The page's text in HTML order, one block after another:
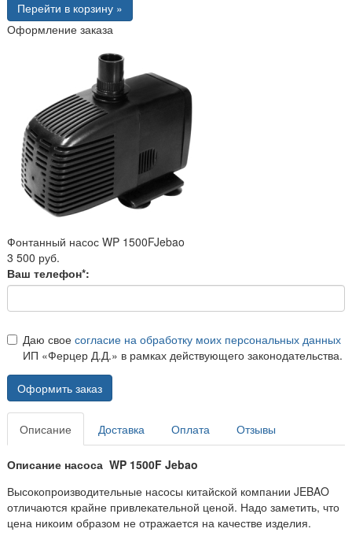
Перейти в корзину »
Оформление заказа
Фонтанный насос WP 1500FJebao
3 500 руб.
Ваш телефон*:
Даю свое согласие на обработку моих персональных данных
ИП «Ферцер Д.Д.» в рамках действующего законодательства.
Оформить заказ
Описание Доставка Оплата Отзывы
Описание насоса WP 1500F Jebao
Высокопроизводительные насосы китайской компании JEBAO
отличаются крайне привлекательной ценой. Надо заметить, что
цена никоим образом не отражается на качестве изделия.